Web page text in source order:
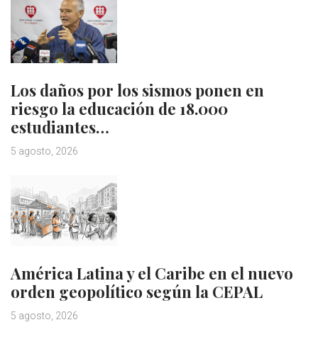
Los daños por los sismos ponen en
riesgo la educación de 18.000
estudiantes…
5 agosto, 2026
América Latina y el Caribe en el nuevo
orden geopolítico según la CEPAL
5 agosto, 2026